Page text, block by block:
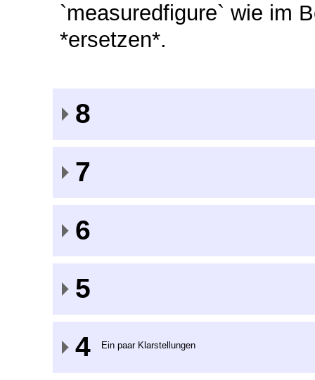
`measuredfigure` wie im
*ersetzen*.
8
7
6
5
4
Ein paar Klarstellungen